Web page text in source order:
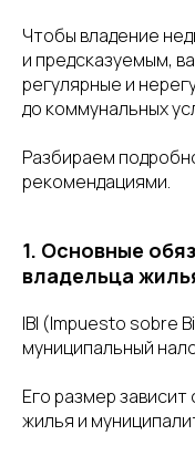
Чтобы владение
и предсказуемым,
регулярные и
до коммунальных
Разбираем
рекомендациями.
1. Основные
владельца
IBI (Impuesto sobre
муниципальный
Его размер
жилья и